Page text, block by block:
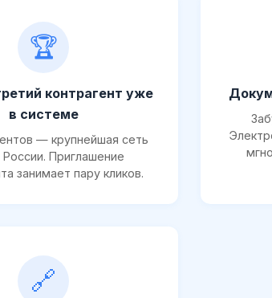
🏆
контрагент уже
в системе
— крупнейшая сеть
Приглашение
занимает пару кликов.
🔗